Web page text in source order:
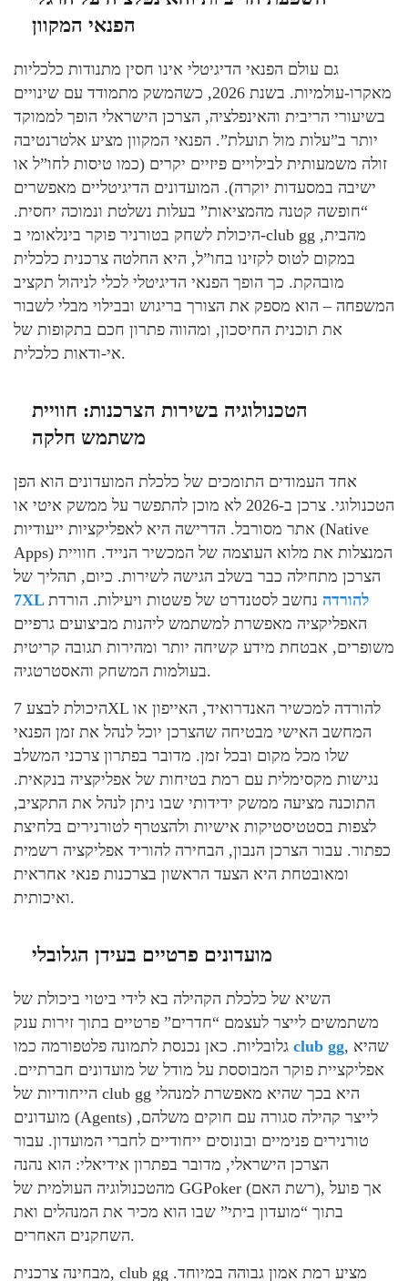
הפנאי המקוון
גם עולם הפנאי הדיגיטלי אינו חסין מתנודות כלכליות
מאקרו-עולמיות. בשנת 2026, כשהמשק מתמודד עם שינויים
בשיעורי הריבית והאינפלציה, הצרכן הישראלי הופך לממוקד
יותר ב”עלות מול תועלת”. הפנאי המקוון מציע אלטרנטיבה
זולה משמעותית לבילויים פיזיים יקרים (כמו טיסות לחו”ל או
ישיבה במסעדות יוקרה). המועדונים הדיגיטליים מאפשרים
“חופשה קטנה מהמציאות” בעלות נשלטת ונמוכה יחסית.
היכולת לשחק בטורניר פוקר בינלאומי ב-club gg מהבית,
במקום לטוס לקזינו בחו”ל, היא החלטה צרכנית כלכלית
מובהקת. כך הופך הפנאי הדיגיטלי לכלי לניהול תקציב
המשפחה – הוא מספק את הצורך בריגוש ובבילוי מבלי לשבור
את תוכנית החיסכון, ומהווה פתרון חכם בתקופות של
אי-ודאות כלכלית.
הטכנולוגיה בשירות הצרכנות: חוויית
משתמש חלקה
אחד העמודים התומכים של כלכלת המועדונים הוא הפן
הטכנולוגי. צרכן ב-2026 לא מוכן להתפשר על ממשק איטי או
אתר מסורבל. הדרישה היא לאפליקציות ייעודיות (Native
Apps) המנצלות את מלוא העוצמה של המכשיר הנייד. חוויית
הצרכן מתחילה כבר בשלב הגישה לשירות. כיום, תהליך של
7XL להורדה נחשב לסטנדרט של פשטות ויעילות. הורדת
האפליקציה מאפשרת למשתמש ליהנות מביצועים גרפיים
משופרים, אבטחת מידע קשיחה יותר ומהירות תגובה קריטית
בעולמות המשחק והאסטרטגיה.
היכולת לבצע 7XL להורדה למכשיר האנדרואיד, האייפון או
המחשב האישי מבטיחה שהצרכן יוכל לנהל את זמן הפנאי
שלו מכל מקום ובכל זמן. מדובר בפתרון צרכני המשלב
נגישות מקסימלית עם רמת בטיחות של אפליקציה בנקאית.
התוכנה מציעה ממשק ידידותי שבו ניתן לנהל את התקציב,
לצפות בסטטיסטיקות אישיות ולהצטרף לטורנירים בלחיצת
כפתור. עבור הצרכן הנבון, הבחירה להוריד אפליקציה רשמית
ומאובטחת היא הצעד הראשון בצרכנות פנאי אחראית
ואיכותית.
מועדונים פרטיים בעידן הגלובלי
השיא של כלכלת הקהילה בא לידי ביטוי ביכולת של
משתמשים לייצר לעצמם “חדרים” פרטיים בתוך זירות ענק
club gg, שהיא
אפליקציית פוקר המבוססת על מודל של מועדונים חברתיים.
הייחודיות של club gg היא בכך שהיא מאפשרת למנהלי
מועדונים (Agents) לייצר קהילה סגורה עם חוקים משלהם,
טורנירים פנימיים ובונוסים ייחודיים לחברי המועדון. עבור
הצרכן הישראלי, מדובר בפתרון אידיאלי: הוא נהנה
מהטכנולוגיה העולמית של GGPoker (רשת האם), אך פועל
בתוך “מועדון ביתי” שבו הוא מכיר את המנהלים ואת
השחקנים האחרים.
מבחינה צרכנית, club gg מציע רמת אמון גבוהה במיוחד.